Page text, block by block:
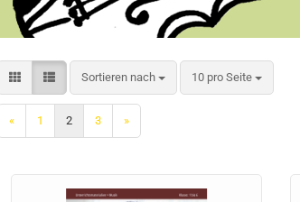
Sortieren nach 10 pro Seite
« 1 2 3 »